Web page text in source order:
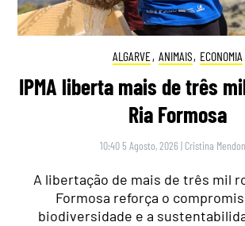
ALGARVE, ANIMAIS, ECONOMIA
IPMA liberta mais de três
Ria Formosa
10:40 5 Agosto, 2026 | Cristina
A libertação de mais de três mil
Formosa reforça o
biodiversidade e a